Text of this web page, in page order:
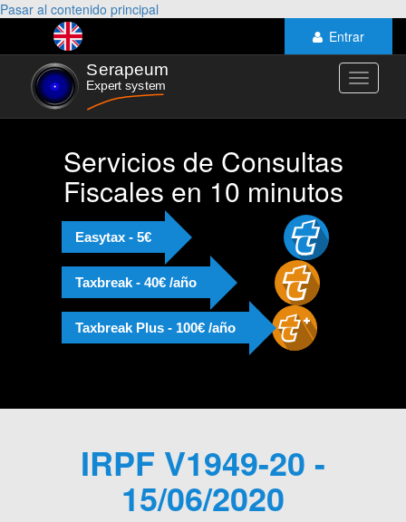
Pasar al contenido principal
Entrar
Toggle
Servicios de Consultas
Fiscales en 10 minutos
Easytax - 5€
Taxbreak - 40€ /año
Taxbreak Plus - 100€ /año
IRPF V1949-20 -
15/06/2020